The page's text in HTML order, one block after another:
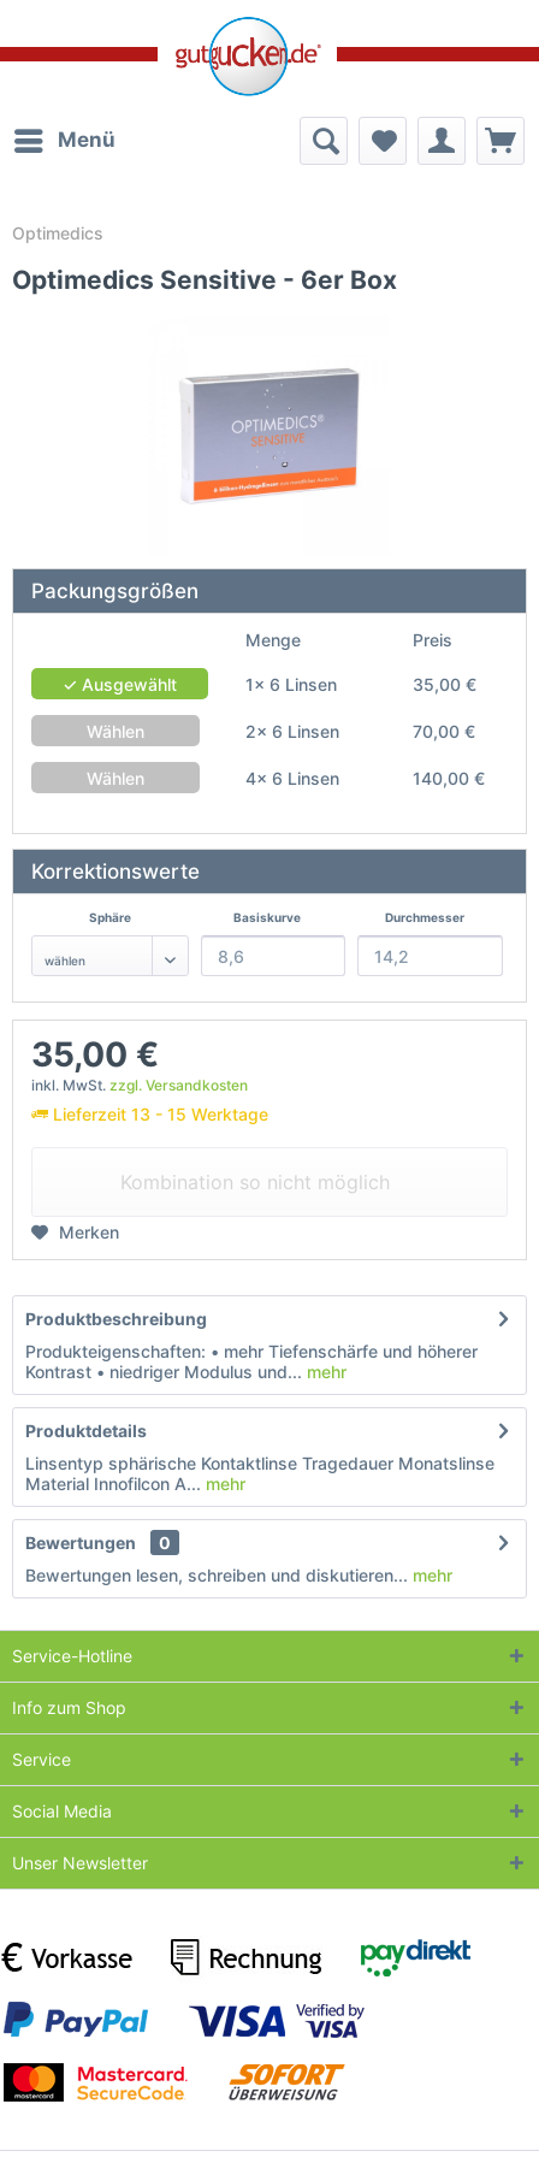
Menü
Optimedics
Optimedics Sensitive - 6er Box
Packungsgrößen
Menge Preis
✓ Ausgewählt 1x 6 Linsen 35,00 €
Wählen 2x 6 Linsen 70,00 €
Wählen 4x 6 Linsen 140,00 €
Korrektionswerte
Sphäre Basiskurve Durchmesser
35,00 €
inkl. MwSt. zzgl. Versandkosten
Lieferzeit 13 - 15 Werktage
Kombination so nicht möglich
Merken
Produktbeschreibung
Produkteigenschaften: • mehr Tiefenschärfe und höherer
Kontrast • niedriger Modulus und... mehr
Produktdetails
Linsentyp sphärische Kontaktlinse Tragedauer Monatslinse
Material Innofilcon A... mehr
Bewertungen
0
Bewertungen lesen, schreiben und diskutieren... mehr
Service-Hotline
Info zum Shop
Service
Social Media
Unser Newsletter